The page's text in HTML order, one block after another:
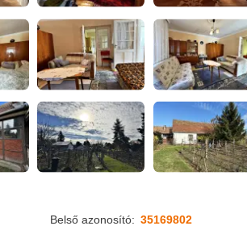
Belső azonosító: 35169802